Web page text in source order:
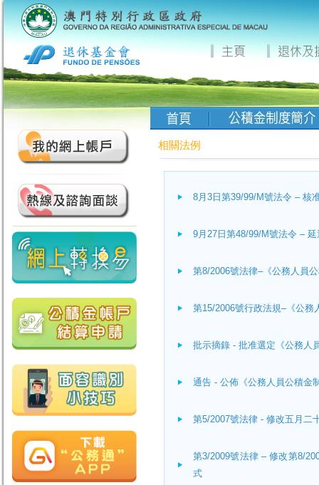
相關法例
8月3日第39/99/M號法令 – 核
9月27日第48/99/M號法令 –
第8/2006號法律–《公務人員
第15/2006號行政法規–《公務
批示摘錄 - 批准選定《公務人
通告 - 公佈《公務人員公積金
第5/2007號法律 - 修改五月二
第3/2009號法律 – 修改第8/
式